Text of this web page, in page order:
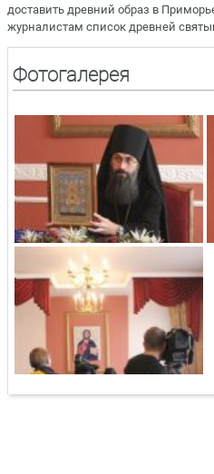
доставить древний образ в
журналистам список древней
Фотогалерея